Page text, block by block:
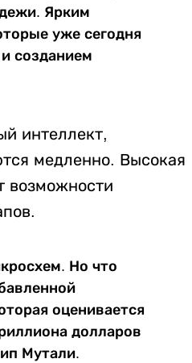
Ярким
уже сегодня
созданием
интеллект,
медленно. Высокая
возможности
Но что
оценивается
долларов
Мутали.